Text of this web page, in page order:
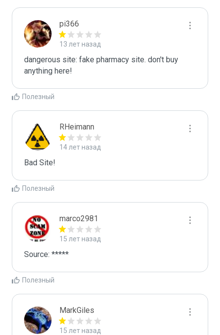
pi366
13 лет назад
dangerous site: fake pharmacy site. don't buy
anything here!
Полезный
RHeimann
14 лет назад
Полезный
marco2981
15 лет назад
Полезный
MarkGiles
15 лет назад